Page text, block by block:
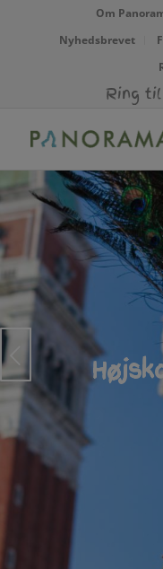
Om
Nyhedsbrevet
Ring
Pris og info